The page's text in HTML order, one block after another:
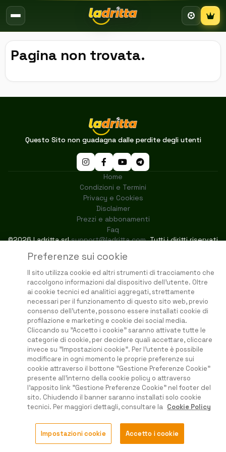
Preferenze sui cookie
Il sito utilizza cookie ed altri strumenti di tracciamento che
raccolgono informazioni dal dispositivo dell'utente. Oltre
ai cookie tecnici ed analitici aggregati, strettamente
necessari per il funzionamento di questo sito web, previo
consenso dell'utente, possono essere installati cookie di
profilazione e marketing e cookie dei social media.
Cliccando su "Accetto i cookie" saranno attivate tutte le
categorie di cookie, per decidere quali accettare, cliccare
invece su "Impostazioni cookie". Per l'utente è possibile
modificare in ogni momento le proprie preferenze sui
cookie attraverso il bottone "Gestione Preferenze Cookie"
presente all'interno della cookie policy o attraverso
l'apposito link "Gestione Preferenze Cookie" nel footer del
sito. Chiudendo il banner saranno installati solo cookie
tecnici. Per maggiori dettagli, consultare la Cookie Policy
Impostazioni cookie Accetto i cookie
Pagina non trovata.
Questo Sito non guadagna dalle perdite degli utenti
Home
Condizioni e Termini
Privacy e Cookies
Disclaimer
Prezzi e abbonamenti
Faq
©2026 Ladritta srlsupport@ladritta.com. Tutti i diritti riservati